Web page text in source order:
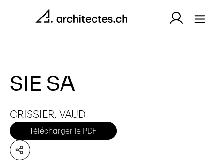
SIE SA
CRISSIER, VAUD
Télécharger le PDF